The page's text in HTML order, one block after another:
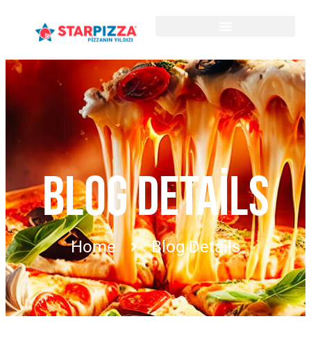
BLOG DETAILS
Home Blog Details